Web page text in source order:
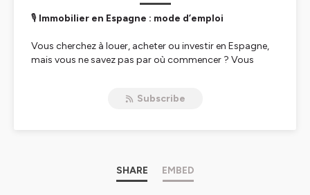
🎙️ Immobilier en Espagne : mode d’emploi
Vous cherchez à louer, acheter ou investir en Espagne,
mais vous ne savez pas par où commencer ? Vous
casse-tête. Je suis Aurélie Chamerois, journaliste
meilleures astuces pour avancer sereinement dans votre
Subscribe
SHARE EMBED